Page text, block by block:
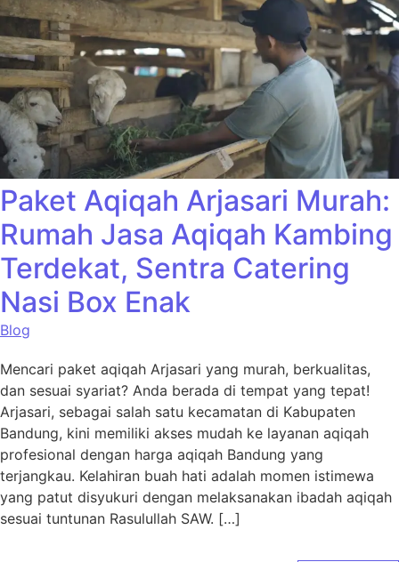
Paket Aqiqah Arjasari Murah:
Rumah Jasa Aqiqah Kambing
Terdekat, Sentra Catering
Nasi Box Enak
Blog
Mencari paket aqiqah Arjasari yang murah, berkualitas,
dan sesuai syariat? Anda berada di tempat yang tepat!
Arjasari, sebagai salah satu kecamatan di Kabupaten
Bandung, kini memiliki akses mudah ke layanan aqiqah
profesional dengan harga aqiqah Bandung yang
terjangkau. Kelahiran buah hati adalah momen istimewa
yang patut disyukuri dengan melaksanakan ibadah aqiqah
sesuai tuntunan Rasulullah SAW. […]